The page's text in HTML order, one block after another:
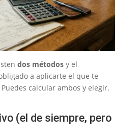
dos métodosy el
a aplicarte el que te
calcular ambos y elegir.
(el de siempre, pero